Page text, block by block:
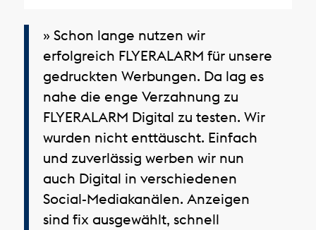
» Schon lange nutzen wir
erfolgreich FLYERALARM für unsere
gedruckten Werbungen. Da lag es
nahe die enge Verzahnung zu
FLYERALARM Digital zu testen. Wir
wurden nicht enttäuscht. Einfach
und zuverlässig werben wir nun
auch Digital in verschiedenen
Social-Mediakanälen. Anzeigen
sind fix ausgewählt, schnell